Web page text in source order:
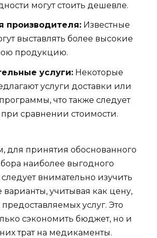
могут стоить дешевле.
производителя: Известные
выставлять более высокие
продукцию.
услуги: Некоторые
услуги доставки или
что также следует
при сравнении стоимости.
для принятия обоснованного
наиболее выгодного
внимательно изучить
варианты, учитывая как цену,
предоставляемых услуг. Это
сэкономить бюджет, но и
трат на медикаменты.